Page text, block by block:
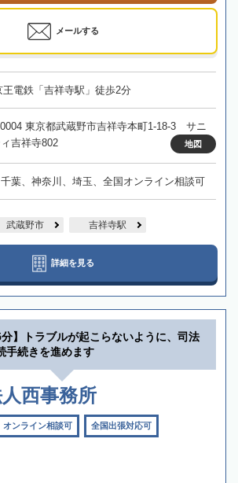
メールする
王電鉄「吉祥寺駅」徒歩2分
東京都武蔵野市吉祥寺本町1-18-3 サニ
吉祥寺802
地図
葉、神奈川、埼玉、全国オンライン相談可
武蔵野市 吉祥寺駅
詳細を見る
分】トラブルが起こらないように、司法
手続きを進めます
西事務所
オンライン相談可 全国出張対応可